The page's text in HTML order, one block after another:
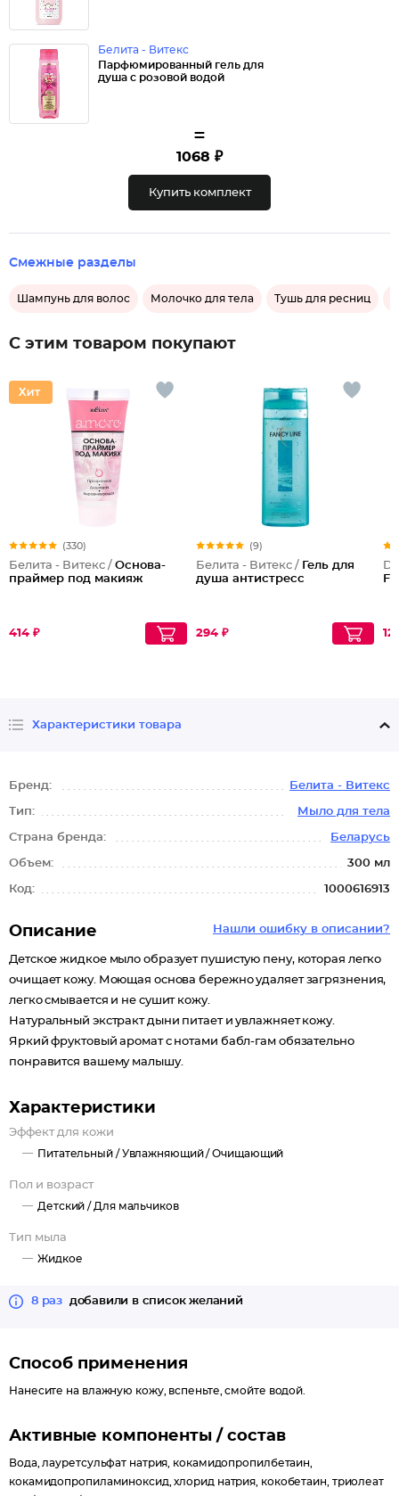
Белита - Витекс
Парфюмированный гель для
душа с розовой водой
=
1068 ₽
Купить комплект
Смежные разделы
Шампунь для волос Молочко для тела Тушь для ресниц
С этим товаром покупают
(330)
Белита - Витекс / Основа-
праймер под макияж
414 ₽
(9)
Белита - Витекс / Гель для
душа антистресс
294 ₽
Характеристики товара
Бренд: Белита - Витекс
Тип: Мыло для тела
Страна бренда: Беларусь
Объем: 300 мл
Код: 1000616913
Нашли ошибку в описании?
Описание
Детское жидкое мыло образует пушистую пену, которая легко
очищает кожу. Моющая основа бережно удаляет загрязнения,
легко смывается и не сушит кожу.
Натуральный экстракт дыни питает и увлажняет кожу.
Яркий фруктовый аромат с нотами бабл-гам обязательно
понравится вашему малышу.
Характеристики
Эффект для кожи
Питательный /Увлажняющий /Очищающий
Пол и возраст
Детский / Для мальчиков
Тип мыла
Жидкое
8 раз добавили в список желаний
Способ применения
Нанесите на влажную кожу, вспеньте, смойте водой.
Активные компоненты / состав
Вода, лауретсульфат натрия, кокамидопропилбетаин,
кокамидопропиламиноксид, хлорид натрия, кокобетаин, триолеат